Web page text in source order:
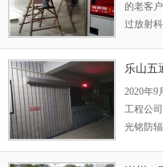
产科、
后，与
很认可
的老客
过放射
射铅门
寸要求
是在宽
无法进
乐山五
2020年9
工程公
光铭防